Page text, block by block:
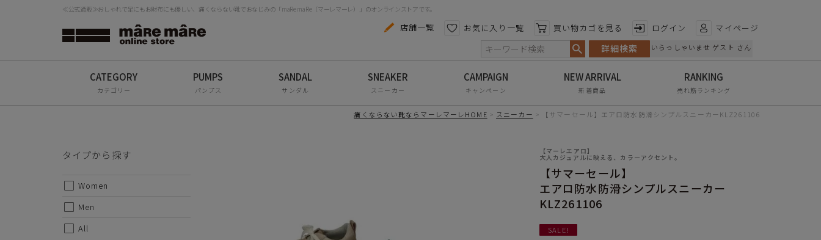
≪公式通販≫おしゃれで足にもお財布にも優しい、痛くならない靴でおなじみの「maRe maRe（マーレマーレ）」のオンラインストアです。
店舗一覧 お気に入り一覧 買い物カゴを見る ログイン マイページ
詳細検索 いらっしゃいませ ゲスト さん
カテゴリー パンプス サンダル スニーカー キャンペーン 新着商品 売れ筋ランキング
痛くならない靴ならマーレマーレHOME スニーカー 【サマーセール】エアロ防水防滑シンプルスニーカーKLZ261106
【マーレエアロ】
大人カジュアルに映える、カラーアクセント。
【サマーセール】
エアロ防水防滑シンプルスニーカー
KLZ261106
SALE!
タイプから探す
Women
Men
All
タイプから探す
Women
All
コンフォートシューズ
パンプス
スニーカー
アウトレット
色から探す 特徴から探す
日本製
手染め
甲高・幅広
軽量
屈曲性
リンクコーデ